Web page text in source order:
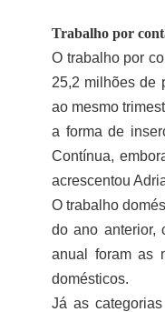
Trabalho por
O trabalho por
25,2 milhões de
ao mesmo
a forma de
Contínua,
acrescentou
O trabalho
do ano anterior,
anual foram as
domésticos.
Já as